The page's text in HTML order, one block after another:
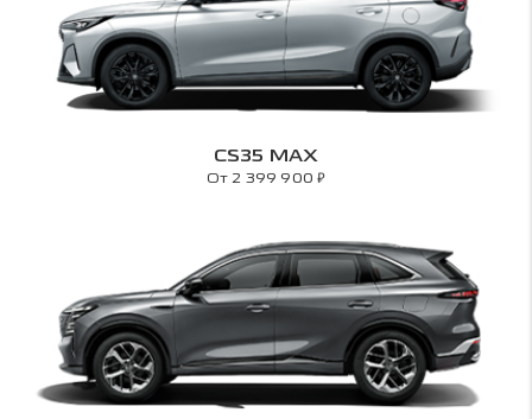
CS35 MAX
От 2 399 900₽